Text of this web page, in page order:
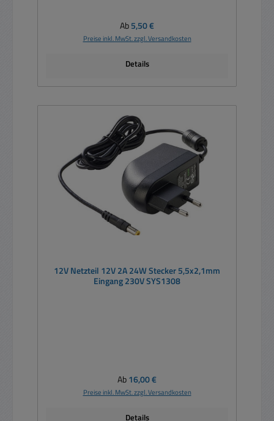
Regulärer Preis:
Ab5,50 €
Preise inkl. MwSt. zzgl. Versandkosten
Details
12V Netzteil 12V 2A 24W Stecker 5,5x2,1mm
Eingang 230V SYS1308
Regulärer Preis:
Ab16,00 €
Preise inkl. MwSt. zzgl. Versandkosten
Details